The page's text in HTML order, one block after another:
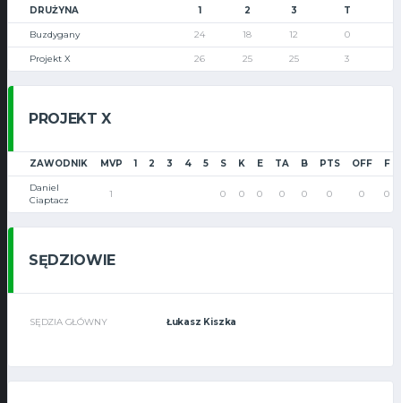
DRUŻYNA 1 2 3 T
Buzdygany 24 18 12 0
Projekt X 26 25 25 3
PROJEKT X
ZAWODNIK MVP 1 2 3 4 5 S K E TA B PTS OFF F
Daniel
Ciaptacz
1 0 0 0 0 0 0 0 0
SĘDZIOWIE
SĘDZIA GŁÓWNY Łukasz Kiszka